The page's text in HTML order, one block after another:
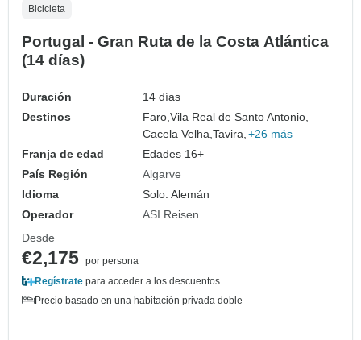
Bicicleta
Portugal - Gran Ruta de la Costa Atlántica
(14 días)
Duración
14 días
Destinos
Faro,Vila Real de Santo Antonio,
Cacela Velha,Tavira, +26 más
Franja de edad
Edades 16+
País Región
Algarve
Idioma
Solo: Alemán
Operador
ASI Reisen
Desde
€2,175 por persona
Regístrate para acceder a los descuentos
Precio basado en una habitación privada doble